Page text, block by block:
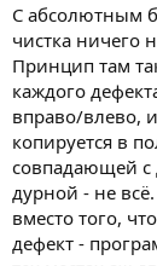
С абсолютным
чистка ничего
Принцип там
каждого
вправо/влево,
копируется в
совпадающей с
дурной - не
вместо того,
дефект -